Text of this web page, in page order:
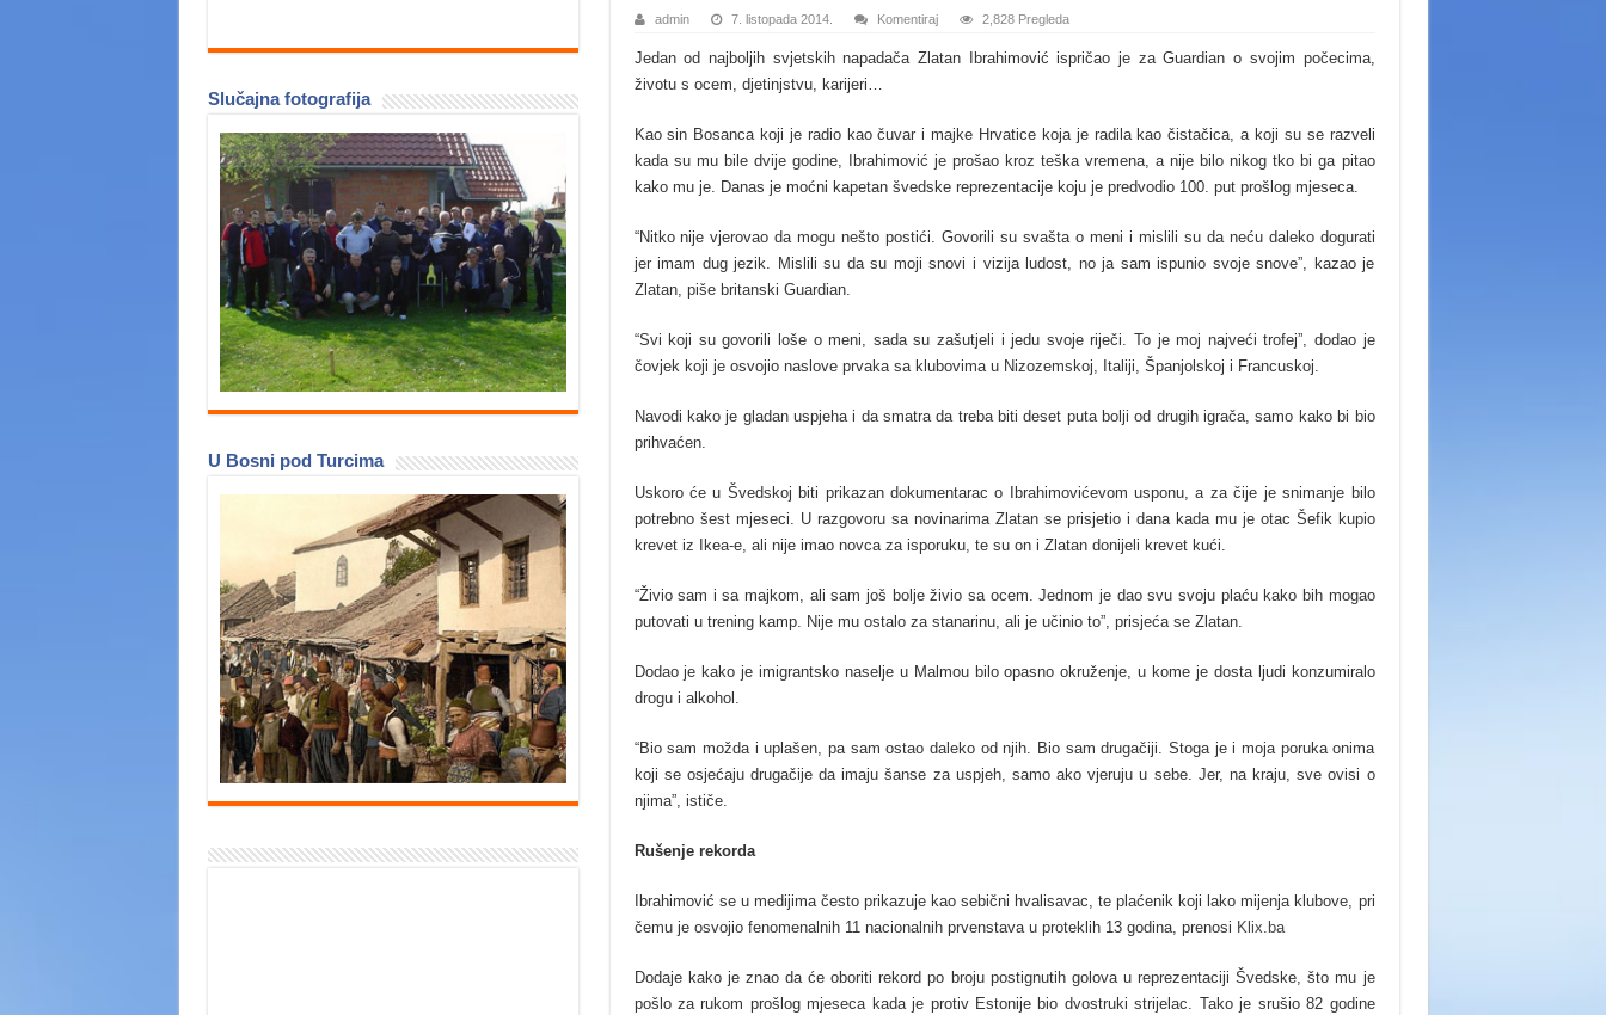
admin 7. listopada 2014. Komentiraj 2,828 Pregleda
Jedan od najboljih svjetskih napadača Zlatan Ibrahimović ispričao je za Guardian o svojim počecima,
životu s ocem, djetinjstvu, karijeri…
Kao sin Bosanca koji je radio kao čuvar i majke Hrvatice koja je radila kao čistačica, a koji su se razveli
kada su mu bile dvije godine, Ibrahimović je prošao kroz teška vremena, a nije bilo nikog tko bi ga pitao
kako mu je. Danas je moćni kapetan švedske reprezentacije koju je predvodio 100. put prošlog mjeseca.
“Nitko nije vjerovao da mogu nešto postići. Govorili su svašta o meni i mislili su da neću daleko dogurati
jer imam dug jezik. Mislili su da su moji snovi i vizija ludost, no ja sam ispunio svoje snove”, kazao je
Zlatan, piše britanski Guardian.
“Svi koji su govorili loše o meni, sada su zašutjeli i jedu svoje riječi. To je moj najveći trofej”, dodao je
čovjek koji je osvojio naslove prvaka sa klubovima u Nizozemskoj, Italiji, Španjolskoj i Francuskoj.
Navodi kako je gladan uspjeha i da smatra da treba biti deset puta bolji od drugih igrača, samo kako bi bio
prihvaćen.
Uskoro će u Švedskoj biti prikazan dokumentarac o Ibrahimovićevom usponu, a za čije je snimanje bilo
potrebno šest mjeseci. U razgovoru sa novinarima Zlatan se prisjetio i dana kada mu je otac Šefik kupio
krevet iz Ikea-e, ali nije imao novca za isporuku, te su on i Zlatan donijeli krevet kući.
“Živio sam i sa majkom, ali sam još bolje živio sa ocem. Jednom je dao svu svoju plaću kako bih mogao
putovati u trening kamp. Nije mu ostalo za stanarinu, ali je učinio to”, prisjeća se Zlatan.
Dodao je kako je imigrantsko naselje u Malmou bilo opasno okruženje, u kome je dosta ljudi konzumiralo
drogu i alkohol.
“Bio sam možda i uplašen, pa sam ostao daleko od njih. Bio sam drugačiji. Stoga je i moja poruka onima
koji se osjećaju drugačije da imaju šanse za uspjeh, samo ako vjeruju u sebe. Jer, na kraju, sve ovisi o
njima”, ističe.
Rušenje rekorda
Ibrahimović se u medijima često prikazuje kao sebični hvalisavac, te plaćenik koji lako mijenja klubove, pri
čemu je osvojio fenomenalnih 11 nacionalnih prvenstava u proteklih 13 godina, prenosi Klix.ba
Dodaje kako je znao da će oboriti rekord po broju postignutih golova u reprezentaciji Švedske, što mu je
pošlo za rukom prošlog mjeseca kada je protiv Estonije bio dvostruki strijelac. Tako je srušio 82 godine
Slučajna fotografija
U Bosni pod Turcima